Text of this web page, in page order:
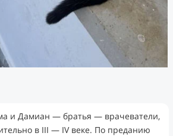
и Дамиан — братья — врачеватели,
в III — IV веке. По преданию